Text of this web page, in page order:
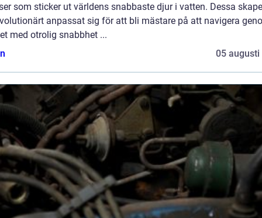
som sticker ut världens snabbaste djur i vatten. Dessa
anpassat sig för att bli mästare på att navigera
med otrolig snabbhet ...
05 augusti